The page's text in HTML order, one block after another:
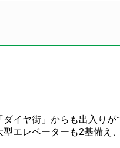
イヤ街」からも出入り
エレベーターも2基備え